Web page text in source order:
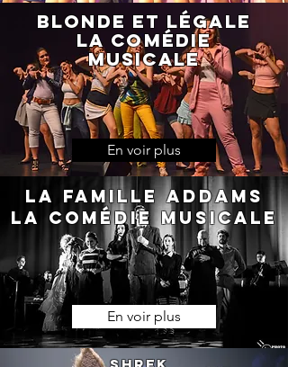
Blonde et légale
la comédie
musicale
En voir plus
LA FAMILLE ADDAMS
La comédie musicale
En voir plus